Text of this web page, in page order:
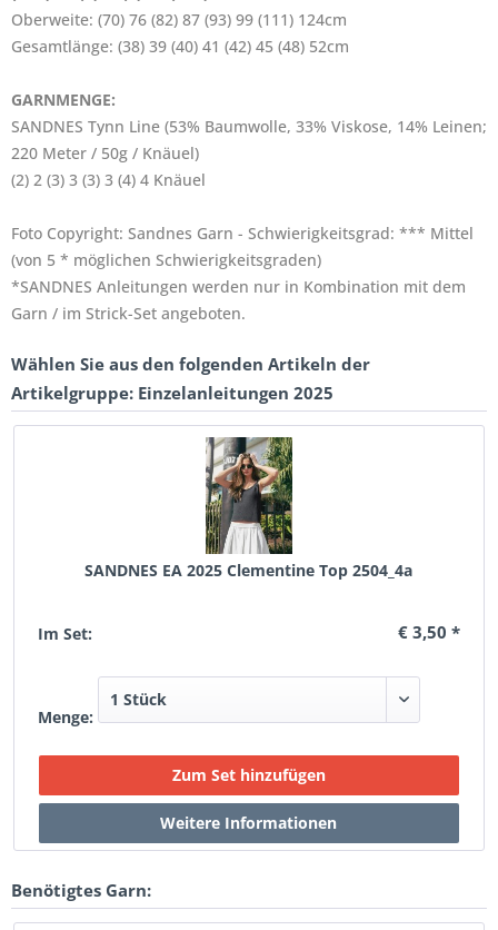
Oberweite: (70) 76 (82) 87 (93) 99 (111) 124cm
Gesamtlänge: (38) 39 (40) 41 (42) 45 (48) 52cm
GARNMENGE:
SANDNES Tynn Line (53% Baumwolle, 33% Viskose, 14% Leinen;
220 Meter / 50g / Knäuel)
(2) 2 (3) 3 (3) 3 (4) 4 Knäuel
Foto Copyright: Sandnes Garn - Schwierigkeitsgrad: *** Mittel
(von 5 * möglichen Schwierigkeitsgraden)
*SANDNES Anleitungen werden nur in Kombination mit dem
Garn / im Strick-Set angeboten.
Wählen Sie aus den folgenden Artikeln der
Artikelgruppe: Einzelanleitungen 2025
SANDNES EA 2025 Clementine Top 2504_4a
Im Set: € 3,50 *
Menge:
Benötigtes Garn: